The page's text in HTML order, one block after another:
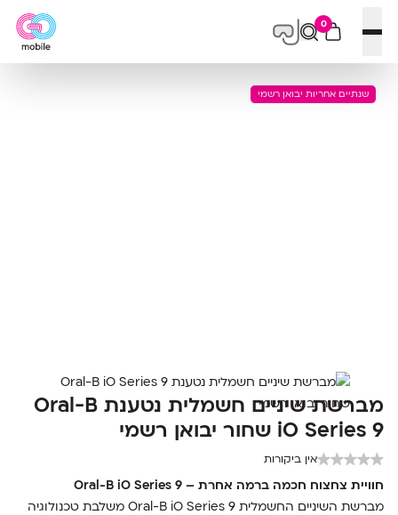
פתח תפריט
0
שנתיים אחריות יבואן רשמי
מברשת שיניים חשמלית נטענת Oral-B
iO Series 9 שחור יבואן רשמי
אין ביקורות
חוויית צחצוח חכמה ברמה אחרת – Oral-B iO Series 9
מברשת השיניים החשמלית Oral-B iO Series 9 משלבת טכנולוגיה